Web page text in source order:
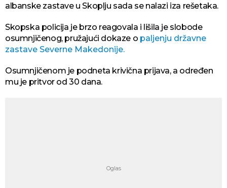
albanske zastave u Skoplju sada se nalazi iza rešetaka.
Skopska policija je brzo reagovala i lišila je slobode
osumnjičenog, pružajući dokaze o paljenju državne
zastave Severne Makedonije.
Osumnjičenom je podneta krivična prijava, a određen
mu je pritvor od 30 dana.